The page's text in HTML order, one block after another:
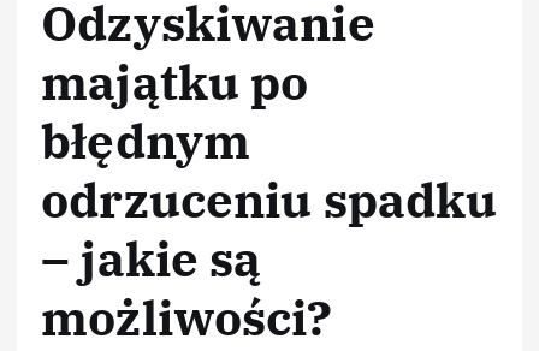
Odzyskiwanie
majątku po
błędnym
odrzuceniu spadku
– jakie są
możliwości?